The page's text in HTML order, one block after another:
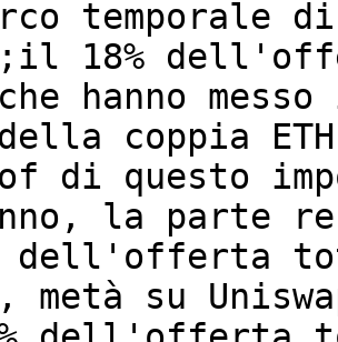
temporale
18%
hanno
coppia
di questo
la parte
dell'offerta
metà su